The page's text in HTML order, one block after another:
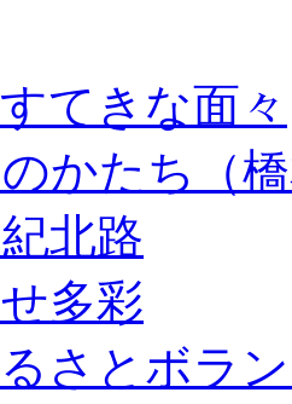
てきな面々
かたち（
北路
多彩
さとボラ